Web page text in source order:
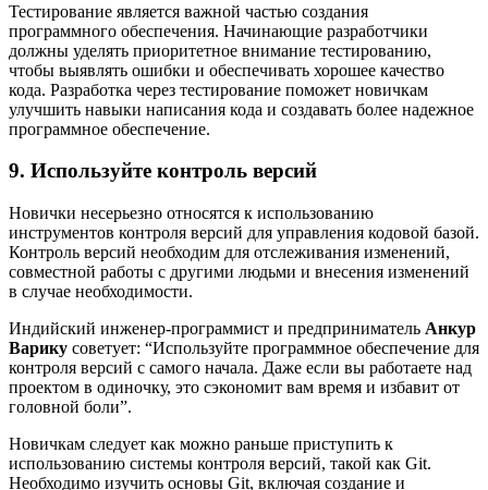
Тестирование является важной частью создания
программного обеспечения. Начинающие разработчики
должны уделять приоритетное внимание тестированию,
чтобы выявлять ошибки и обеспечивать хорошее качество
кода. Разработка через тестирование поможет новичкам
улучшить навыки написания кода и создавать более надежное
программное обеспечение.
9. Используйте контроль версий
Новички несерьезно относятся к использованию
инструментов контроля версий для управления кодовой базой.
Контроль версий необходим для отслеживания изменений,
совместной работы с другими людьми и внесения изменений
в случае необходимости.
Индийский инженер-программист и предприниматель Анкур
Варику советует: “Используйте программное обеспечение для
контроля версий с самого начала. Даже если вы работаете над
проектом в одиночку, это сэкономит вам время и избавит от
головной боли”.
Новичкам следует как можно раньше приступить к
использованию системы контроля версий, такой как Git.
Необходимо изучить основы Git, включая создание и